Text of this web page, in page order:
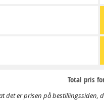
Total pris
det er prisen på bestillingssiden,